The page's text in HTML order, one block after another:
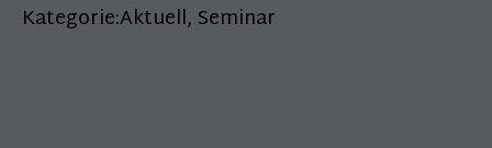
Kategorie:Aktuell,Seminar